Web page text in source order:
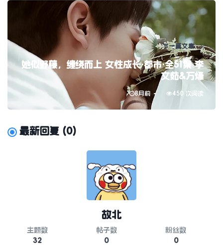
下一篇文章
她似野藤，缠绕而上 女性成长·都市·全51集 李
文茹&万烽
8月前 450 次阅读
最新回复 (0)
故北
主题数
32
帖子数
0
粉丝数
0